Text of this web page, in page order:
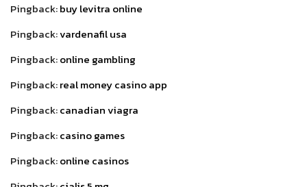
Pingback:buy levitra online
Pingback:vardenafil usa
Pingback:online gambling
Pingback:real money casino app
Pingback:canadian viagra
Pingback:casino games
Pingback:online casinos